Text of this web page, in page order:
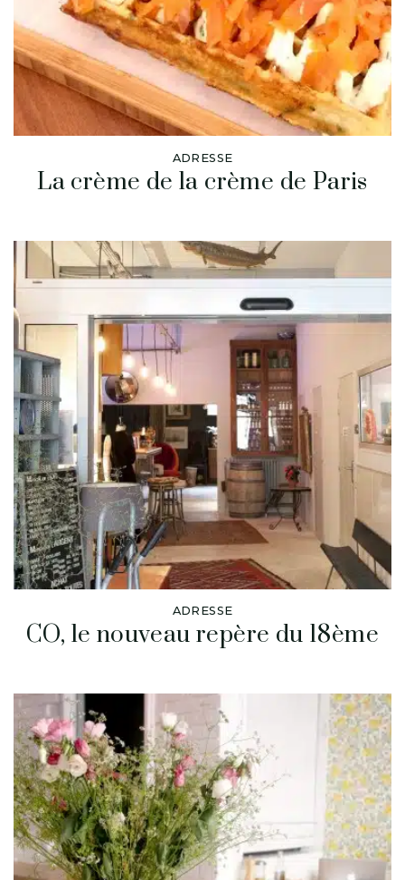
ADRESSE
La crème de la crème de Paris
ADRESSE
CO, le nouveau repère du 18ème